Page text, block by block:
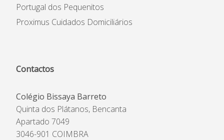
Portugal dos Pequenitos
Proximus Cuidados Domiciliários
Contactos
Colégio Bissaya Barreto
Quinta dos Plátanos, Bencanta
Apartado 7049
3046-901 COIMBRA